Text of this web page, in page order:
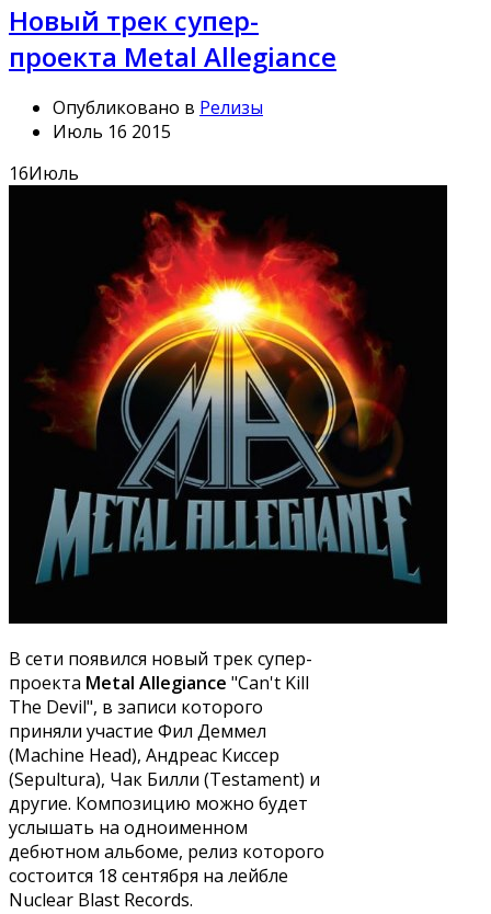
Новый трек супер-
проекта Metal Allegiance
Опубликовано в Релизы
Июль 16 2015
16Июль
В сети появился новый трек супер-
проекта Metal Allegiance "Can't Kill
The Devil", в записи которого
приняли участие Фил Деммел
(Machine Head), Андреас Киссер
(Sepultura), Чак Билли (Testament) и
другие. Композицию можно будет
услышать на одноименном
дебютном альбоме, релиз которого
состоится 18 сентября на лейбле
Nuclear Blast Records.